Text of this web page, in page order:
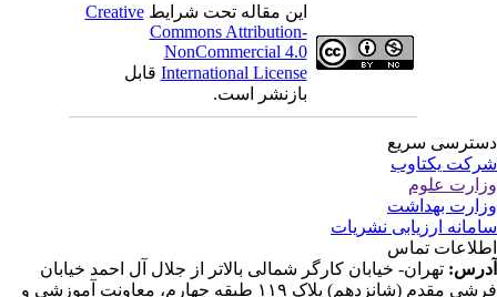
این مقاله تحت شرایطCreative
Commons Attribution-
NonCommercial 4.0
International Licenseقابل
بازنشر است.
سریع
یکتاوب
علوم
بهداشت
ارزیابی نشریات
تماس
تهران- خیابان کارگر شمالی بالاتر از جلال آل احمد خیابان
فرشی مقدم (شانزدهم) پلاک ۱۱۹ طبقه چهارم، معاونت آموزشی و